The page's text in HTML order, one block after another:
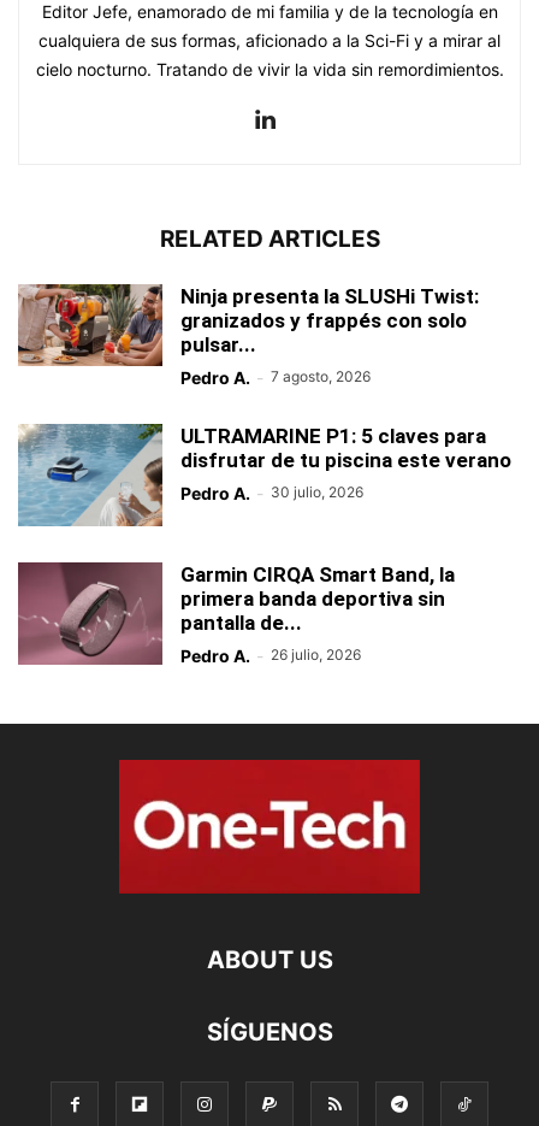
Editor Jefe, enamorado de mi familia y de la tecnología en
cualquiera de sus formas, aficionado a la Sci-Fi y a mirar al
cielo nocturno. Tratando de vivir la vida sin remordimientos.
RELATED ARTICLES
Ninja presenta la SLUSHi Twist:
granizados y frappés con solo
pulsar...
Pedro A. - 7 agosto, 2026
ULTRAMARINE P1: 5 claves para
disfrutar de tu piscina este verano
Pedro A. - 30 julio, 2026
Garmin CIRQA Smart Band, la
primera banda deportiva sin
pantalla de...
Pedro A. - 26 julio, 2026
ABOUT US
SÍGUENOS